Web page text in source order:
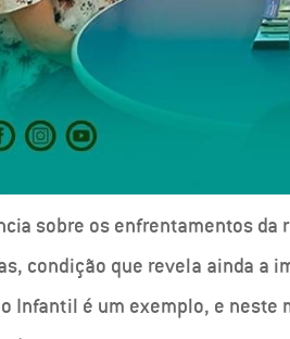
sobre os enfrentamentos
condição que revela ainda a
Infantil é um exemplo, e